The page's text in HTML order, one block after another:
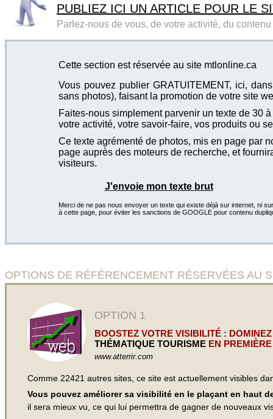
PUBLIEZ ICI UN ARTICLE POUR LE
Parlez-nous de vous, de votre activité, du
Cette section est réservée au site mtlonline.ca
Vous pouvez publier GRATUITEMENT, ici,
sans photos), faisant la promotion de votre site
Faites-nous simplement parvenir un texte de 30
votre activité, votre savoir-faire, vos produits ou
Ce texte agrémenté de photos, mis en page par
page auprès des moteurs de recherche, et
visiteurs.
J'envoie mon texte brut
Merci de ne pas nous envoyer un texte qui existe déjà sur internet, ni
à cette page, pour éviter les sanctions de GOOGLE pour contenu
OPTIONS DE RÉFÉRENCEMENT RÉSERVÉES AU
OPTION 1
BOOSTEZ VOTRE VISIBILITÉ :
THÉMATIQUE TOURISME EN
www.atterrir.com
Comme 22421 autres sites, ce site est actuellement visibles
Vous pouvez améliorer sa visibilité en le plaçant en haut
il sera mieux vu, ce qui lui permettra de gagner de nouveaux